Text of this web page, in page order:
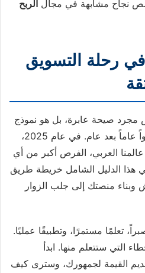
نجاح مشابهة في مجال الربح
رحلة التسويق
مجرد صيحة عابرة، بل هو نموذج
عمل مستدام ومربح يزداد نمواً عاماً بعد عام. في عام 2025،
العربي، الفرص أكبر من أي
الدليل الشامل خريطة طريق
وبناء منصتك إلى جلب الزوار
تعلمًا مستمرًا، وتطبيقًا عمليًا.
التي ستتعلم منها. ابدأ
القيمة لجمهورك، وسترى كيف